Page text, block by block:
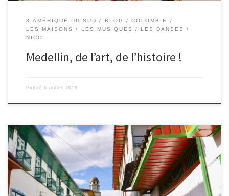
3-AMÉRIQUE DU SUD BLOG
COLOMBIE
LES MAISONS
LES MUSIQUES / LES DANSES
NICO
Medellin, de l’art, de l’histoire !
Publié 6 juillet 2019
Du 26 au 30/06/2019 – Ingrid. Après être arrivés tard la veille à
Bogota, de San Gil, nous repartons ce matin pour Salento, situé au
coeur de la zone de café colombienne. Pour ça, nous sautons